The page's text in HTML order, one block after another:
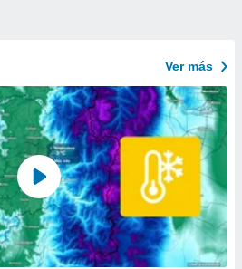
Ver más